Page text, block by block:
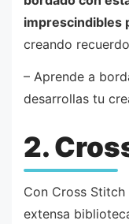
imprescindibles
creando
– Aprende a
desarrollas tu
2.
Con Cross Stitch
extensa